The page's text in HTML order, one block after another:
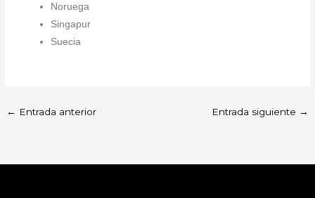
Noruega
Singapur
Suecia
← Entrada anterior Entrada siguiente →